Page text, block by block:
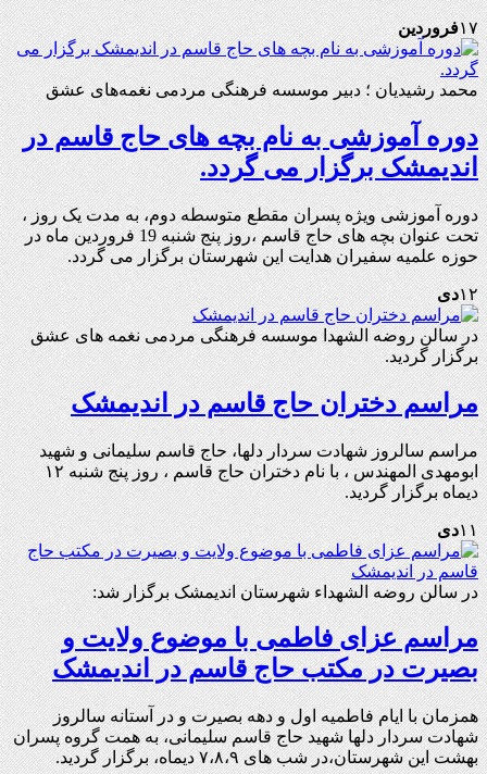
۱۷فروردین
محمد رشیدیان ؛ دبير موسسه فرهنگی مردمی نغمه‌های عشق
دوره آموزشی به نام بچه های حاج قاسم در
اندیمشک برگزار می گردد.
دوره آموزشی ویژه پسران مقطع متوسطه دوم، به مدت یک روز ،
تحت عنوان بچه های حاج قاسم ،روز پنج شنبه 19 فروردین ماه در
حوزه علمیه سفیران هدایت این شهرستان برگزار می گردد.
۱۲دی
در سالن روضه الشهدا موسسه فرهنگی مردمی نغمه های عشق
برگزار گردید.
مراسم دختران حاج قاسم در اندیمشک
مراسم سالروز شهادت سردار دلها، حاج قاسم سلیمانی و شهید
ابومهدی المهندس ، با نام دختران حاج قاسم ، روز پنج شنبه ۱۲
دیماه برگزار گردید.
۱۱دی
در سالن روضه الشهداء شهرستان اندیمشک برگزار شد:
مراسم عزای فاطمی با موضوع ولایت و
بصیرت در مکتب حاج قاسم در اندیمشک
همزمان با ایام فاطمیه اول و دهه بصیرت و در آستانه سالروز
شهادت سردار دلها شهید حاج قاسم سلیمانی، به همت گروه پسران
بهشت این شهرستان،در شب های ۷،۸،۹ دیماه، برگزار گردید.